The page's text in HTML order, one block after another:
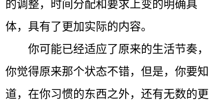
的调整，时间分配和要求上变的明确具
体，具有了更加实际的内容。
你可能已经适应了原来的生活节奏，
你觉得原来那个状态不错，但是，你要知
道，在你习惯的东西之外，还有无数的更